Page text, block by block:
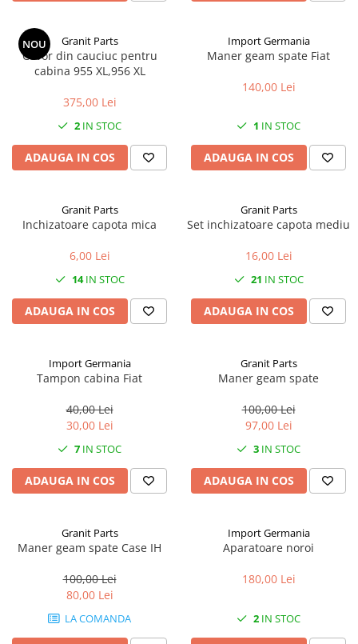
1.7.1 Cablu frana
1.7.2. Placute de frana
1.7.3. Simeringuri sistem franare
1.7.5. O-ring frana
1.8.1. Prize de putere
1.8.3. Ambreiaje
1.8.5. Transmisie punte fața 2 WD
1.8.6. Transmisie punte fața 4 WD
1.8.7. Direcție
transmisie
1.8.9. Pompe ambreiaj
1.8.10. Volante
NOU Granit Parts
Covor din cauciuc pentru
cabina 955 XL,956 XL
375,00 Lei
2 IN STOC
ADAUGA IN COS
Import Germania
Maner geam spate Fiat
140,00 Lei
1 IN STOC
ADAUGA IN COS
Granit Parts
Inchizatoare capota mica
6,00 Lei
14IN STOC
ADAUGA IN COS
Granit Parts
Set inchizatoare capota mediu
16,00 Lei
21 IN STOC
ADAUGA IN COS
Import Germania
Tampon cabina Fiat
40,00 Lei
30,00 Lei
7 IN STOC
ADAUGA IN COS
Granit Parts
Maner geam spate
100,00 Lei
97,00 Lei
3 IN STOC
ADAUGA IN COS
Granit Parts
Maner geam spate Case IH
100,00 Lei
80,00 Lei
LA COMANDA
Import Germania
Aparatoare noroi
180,00 Lei
2 IN STOC